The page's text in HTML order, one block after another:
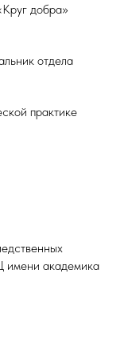
добра»
отдела
практике
академика